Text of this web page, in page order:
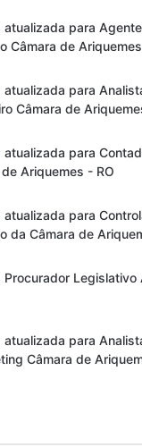
atualizada para
Câmara de
atualizada para
Câmara de
atualizada para
Ariquemes - RO
atualizada para
da Câmara de
Legislativo
atualizada para
Câmara de